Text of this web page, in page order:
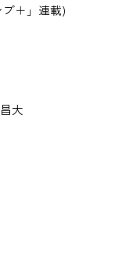
＋」連載)
大